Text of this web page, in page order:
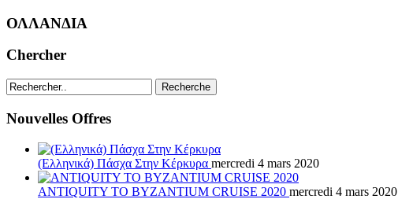
ΟΛΛΑΝΔΙΑ
Chercher
Recherche
Nouvelles Offres
(Ελληνικά) Πάσχα Στην Κέρκυρα mercredi 4 mars 2020
ANTIQUITY TO BYZANTIUM CRUISE 2020 mercredi 4 mars 2020